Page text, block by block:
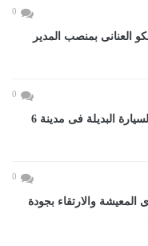
0
العنانى بمنصب المدير
0
بدء تلقى طلبات إحلال التوكتوك بالسيارة البديلة فى مدينة 6
0
والارتقاء بجودة